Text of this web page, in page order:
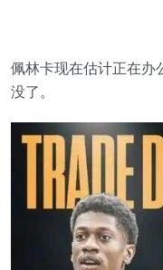
佩林卡现在估计正在办
没了。